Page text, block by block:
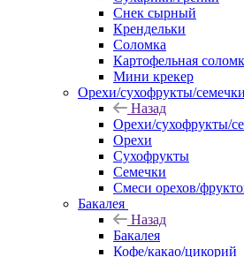
Снек сырный
Крендельки
Соломка
Картофельная
Мини крекер
Орехи/сухофрукты/семечки
Назад
Орехи/сухофрукты/
Орехи
Сухофрукты
Семечки
Смеси орехов/
Бакалея
Назад
Бакалея
Кофе/какао/цикорий